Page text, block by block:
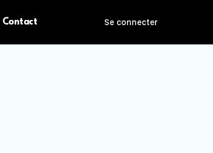
Contact Se connecter